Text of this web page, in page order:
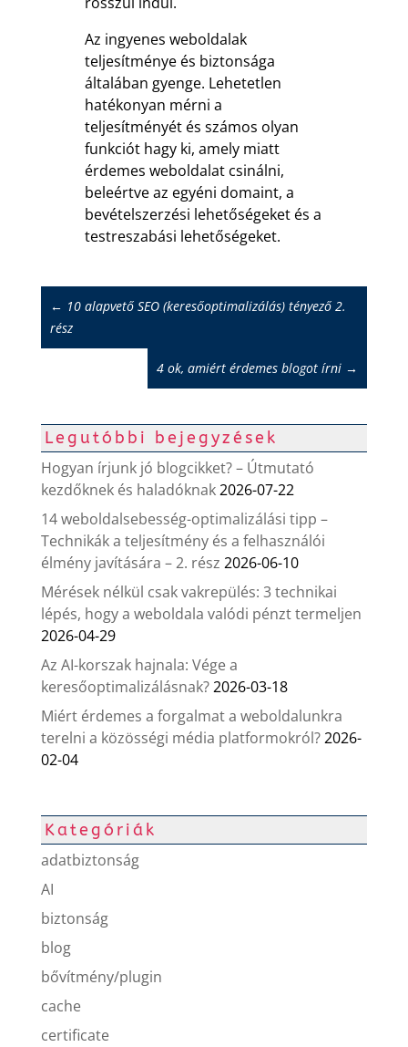
Az ingyenes weboldalak
teljesítménye és biztonsága
általában gyenge. Lehetetlen
hatékonyan mérni a
teljesítményét és számos olyan
funkciót hagy ki, amely miatt
érdemes weboldalat csinálni,
beleértve az egyéni domaint, a
bevételszerzési lehetőségeket és a
testreszabási lehetőségeket.
← 10 alapvető SEO (keresőoptimalizálás) tényező 2.
rész
4 ok, amiért érdemes blogot írni →
Legutóbbi bejegyzések
Hogyan írjunk jó blogcikket? – Útmutató
kezdőknek és haladóknak2026-07-22
14 weboldalsebesség-optimalizálási tipp –
Technikák a teljesítmény és a felhasználói
élmény javítására – 2. rész 2026-06-10
Mérések nélkül csak vakrepülés: 3 technikai
lépés, hogy a weboldala valódi pénzt termeljen
2026-04-29
Az AI-korszak hajnala: Vége a
keresőoptimalizálásnak?2026-03-18
Miért érdemes a forgalmat a weboldalunkra
terelni a közösségi média platformokról?2026-
02-04
Kategóriák
adatbiztonság
AI
biztonság
blog
bővítmény/plugin
cache
certificate